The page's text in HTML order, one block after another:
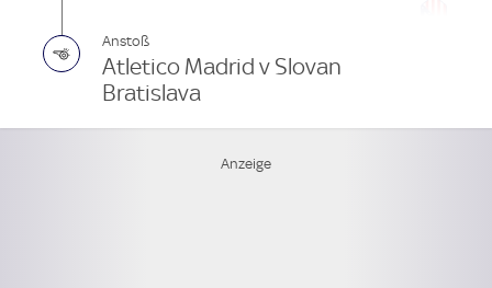
Anstoß
Atletico Madrid v Slovan
Bratislava